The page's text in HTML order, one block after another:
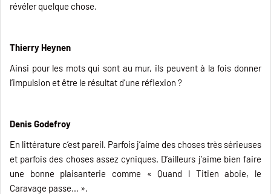
révéler quelque chose.
Thierry Heynen
Ainsi pour les mots qui sont au mur, ils peuvent à la fois donner
l’impulsion et être le résultat d’une réflexion ?
Denis Godefroy
En littérature c’est pareil. Parfois j’aime des choses très sérieuses
et parfois des choses assez cyniques. D’ailleurs j’aime bien faire
une bonne plaisanterie comme « Quand l Titien aboie, le
Caravage passe… ».